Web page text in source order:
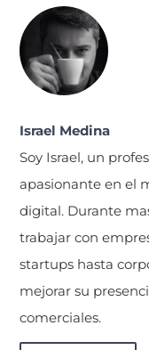
Israel Medina
Soy Israel, un
apasionante en el
digital. Durante
trabajar con
startups hasta
mejorar su
comerciales.